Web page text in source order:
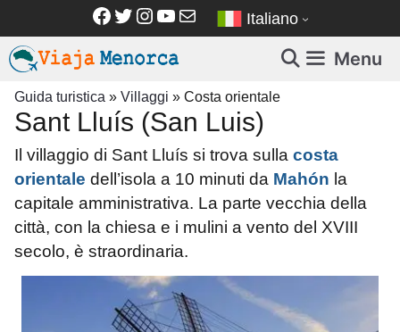
contenuto
Facebook
Twitter
Instagram
YouTube
Email Italiano
Menu
Guida turistica » Villaggi » Costa orientale
Sant Lluís (San Luis)
Il villaggio di Sant Lluís si trova sulla costa
orientale dell’isola a 10 minuti da Mahón la
capitale amministrativa. La parte vecchia della
città, con la chiesa e i mulini a vento del XVIII
secolo, è straordinaria.